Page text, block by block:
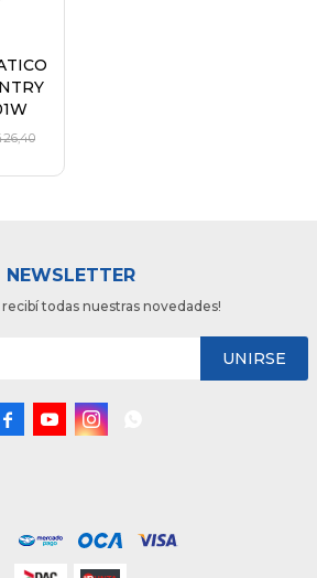
NEWSLETTER
recibí todas nuestras novedades!
UNIRSE
  